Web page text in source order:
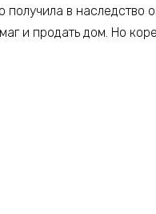
в наследство
и продать дом. Но